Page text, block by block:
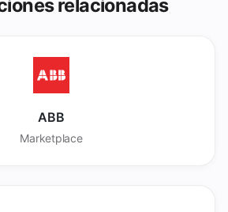
relacionadas
ABB
Marketplace